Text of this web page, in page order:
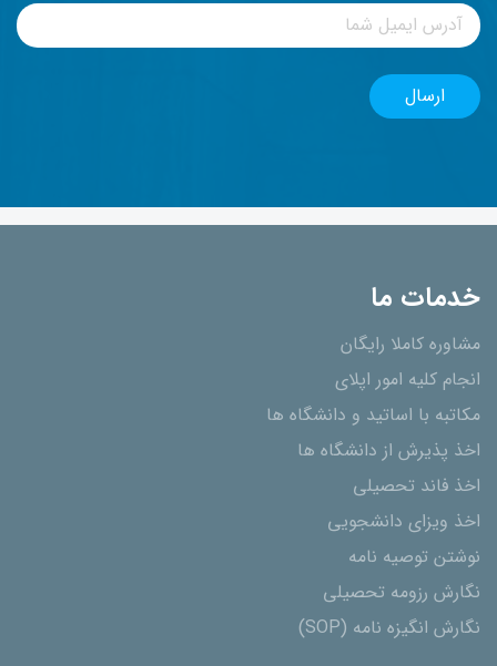
خدمات ما
مشاوره کاملا رایگان
انجام کلیه امور اپلای
مکاتبه با اساتید و دانشگاه ها
اخذ پذیرش از دانشگاه ھا
اخذ فاند تحصیلی
اخذ ویزای دانشجویی
نوشتن توصیه نامه
نگارش رزومه تحصیلی
نگارش انگیزه نامه (SOP)